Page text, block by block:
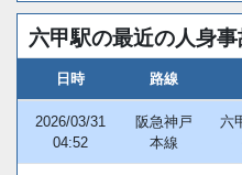
六甲駅の最近の人身
日時 路線
2026/03/31
04:52
阪急神戸
本線
六